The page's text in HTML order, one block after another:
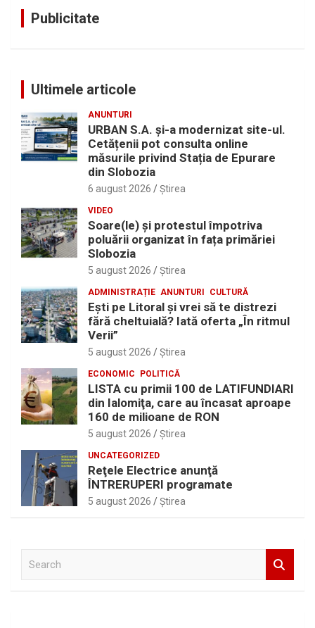
Publicitate
Ultimele articole
ANUNTURI
URBAN S.A. și-a modernizat site-ul.
Cetățenii pot consulta online
măsurile privind Stația de Epurare
din Slobozia
6 august 2026 Ştirea
VIDEO
Soare(le) și protestul împotriva
poluării organizat în fața primăriei
Slobozia
5 august 2026 Ştirea
ADMINISTRAȚIE ANUNTURI CULTURĂ
Eşti pe Litoral şi vrei să te distrezi
fără cheltuială? Iată oferta „În ritmul
Verii”
5 august 2026 Ştirea
ECONOMIC POLITICĂ
LISTA cu primii 100 de LATIFUNDIARI
din Ialomiţa, care au încasat aproape
160 de milioane de RON
5 august 2026 Ştirea
UNCATEGORIZED
Reţele Electrice anunţă
ÎNTRERUPERI programate
5 august 2026 Ştirea